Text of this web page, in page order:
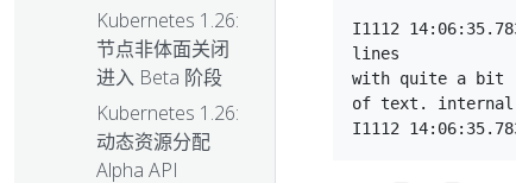
Kubernetes 1.26:
节点非体面关闭
进入 Beta 阶段
Kubernetes 1.26:
动态资源分配
Alpha API
I1112
lines
with quite a bit
of text.